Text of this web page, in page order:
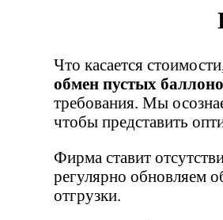
Что касается
обмен пустых
требования. Мы
чтобы представить
Фирма ставит
регулярно обновляем
отгрузки.